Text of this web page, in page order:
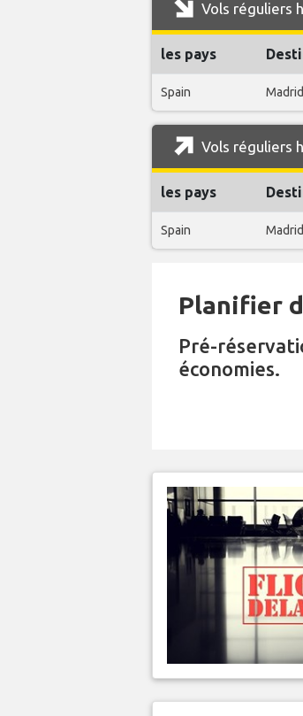
Vols réguliers
les pays
Spain Madrid
Vols réguliers
les pays
Spain Madrid
Planifier
Pré-
économies.